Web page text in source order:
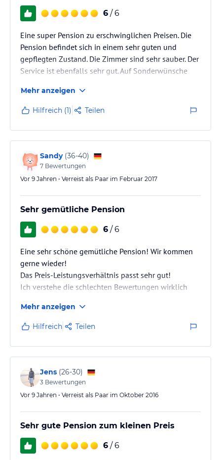
6 / 6
Eine super Pension zu erschwinglichen Preisen. Die
Pension befindet sich in einem sehr guten und
gepflegten Zustand. Die Zimmer sind sehr sauber. Der
Service ist ebenfalls sehr gut. Auf Sonderwünsche
Zufriedenheit erfüllt.
Mehr anzeigen
Hilfreich (1) Teilen
Sandy (36-40)
7 Bewertungen
Vor 9 Jahren • Verreist als Paar im Februar 2017
Sehr gemütliche Pension
6 / 6
Eine sehr schöne gemütliche Pension! Wir kommen
gerne wieder!
Das Preis-Leistungsverhältnis passt sehr gut!
Ich verstehe die schlechten Bewertungen wirklich
freundlich! Es ist kein Luxushotel aber das erwartet
man doch auch nicht, wenn man eine Pension bucht!
Mehr anzeigen
Hilfreich Teilen
Jens (26-30)
3 Bewertungen
Vor 9 Jahren • Verreist als Paar im Oktober 2016
Sehr gute Pension zum kleinen Preis
6 / 6